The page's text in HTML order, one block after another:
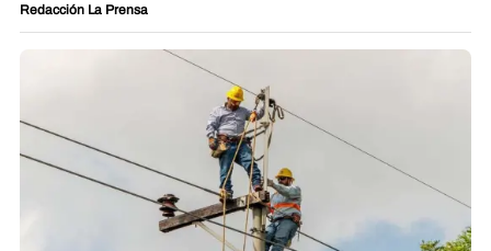
Redacción La Prensa